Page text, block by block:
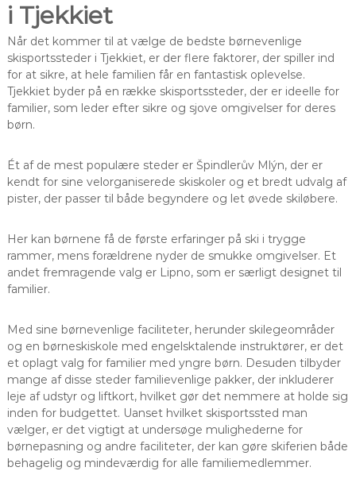
i Tjekkiet
Når det kommer til at vælge de bedste børnevenlige
skisportssteder i Tjekkiet, er der flere faktorer, der spiller ind
for at sikre, at hele familien får en fantastisk oplevelse.
Tjekkiet byder på en række skisportssteder, der er ideelle for
familier, som leder efter sikre og sjove omgivelser for deres
børn.
Ét af de mest populære steder er Špindlerův Mlýn, der er
kendt for sine velorganiserede skiskoler og et bredt udvalg af
pister, der passer til både begyndere og let øvede skiløbere.
Her kan børnene få de første erfaringer på ski i trygge
rammer, mens forældrene nyder de smukke omgivelser. Et
andet fremragende valg er Lipno, som er særligt designet til
familier.
Med sine børnevenlige faciliteter, herunder skilegeområder
og en børneskiskole med engelsktalende instruktører, er det
et oplagt valg for familier med yngre børn. Desuden tilbyder
mange af disse steder familievenlige pakker, der inkluderer
leje af udstyr og liftkort, hvilket gør det nemmere at holde sig
inden for budgettet. Uanset hvilket skisportssted man
vælger, er det vigtigt at undersøge mulighederne for
børnepasning og andre faciliteter, der kan gøre skiferien både
behagelig og mindeværdig for alle familiemedlemmer.